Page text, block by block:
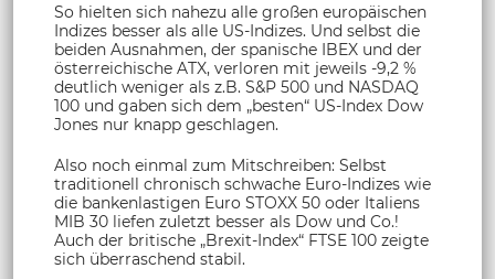
So hielten sich nahezu alle großen europäischen
Indizes besser als alle US-Indizes. Und selbst die
beiden Ausnahmen, der spanische IBEX und der
österreichische ATX, verloren mit jeweils -9,2 %
deutlich weniger als z.B. S&P 500 und NASDAQ
100 und gaben sich dem „besten“ US-Index Dow
Jones nur knapp geschlagen.
Also noch einmal zum Mitschreiben: Selbst
traditionell chronisch schwache Euro-Indizes wie
die bankenlastigen Euro STOXX 50 oder Italiens
MIB 30 liefen zuletzt besser als Dow und Co.!
Auch der britische „Brexit-Index“ FTSE 100 zeigte
sich überraschend stabil.